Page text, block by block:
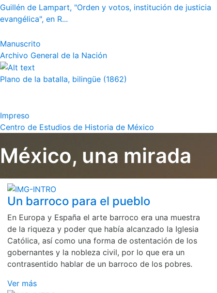
Guillén de Lampart, "Orden y votos, institución de justicia
evangélica", en R...
Manuscrito
Archivo General de la Nación
Plano de la batalla, bilingüe (1862)
Impreso
Centro de Estudios de Historia de México
México, una mirada
Un barroco para el pueblo
En Europa y España el arte barroco era una muestra
de la riqueza y poder que había alcanzado la Iglesia
Católica, así como una forma de ostentación de los
gobernantes y la nobleza civil, por lo que era un
contrasentido hablar de un barroco de los pobres.
Ver más